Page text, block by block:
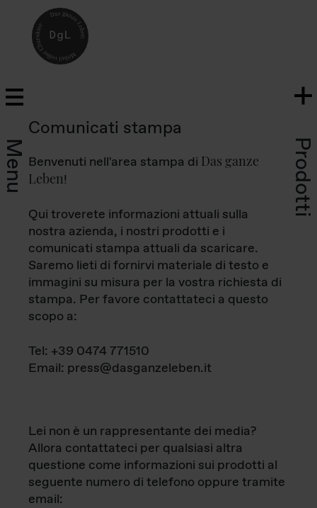
Menu Prodotti
Comunicati stampa
Benvenuti nell'area stampa di Das ganze
Leben!
Qui troverete informazioni attuali sulla
nostra azienda, i nostri prodotti e i
comunicati stampa attuali da scaricare.
Saremo lieti di fornirvi materiale di testo e
immagini su misura per la vostra richiesta di
stampa. Per favore contattateci a questo
scopo a:
Tel: +39 0474 771510
Email: press@dasganzeleben.it
Lei non è un rappresentante dei media?
Allora contattateci per qualsiasi altra
questione come informazioni sui prodotti al
seguente numero di telefono oppure tramite
email: